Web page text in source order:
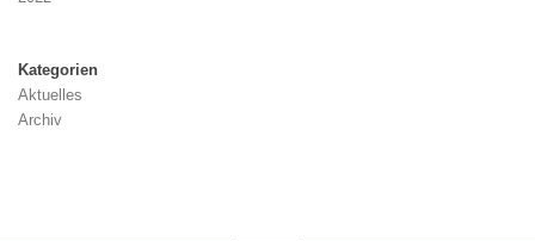
Kategorien
Aktuelles
Archiv